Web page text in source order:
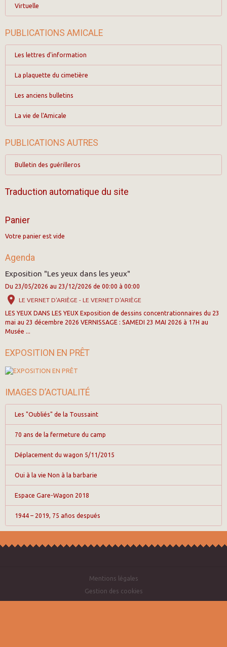
Virtuelle
PUBLICATIONS AMICALE
Les lettres d'information
La plaquette du cimetière
Les anciens bulletins
La vie de l'Amicale
PUBLICATIONS AUTRES
Bulletin des guérilleros
Traduction automatique du site
Panier
Votre panier est vide
Agenda
Exposition "Les yeux dans les yeux"
Du 23/05/2026 au 23/12/2026 de 00:00 à 00:00
LE VERNET D'ARIÈGE - LE VERNET D'ARIÈGE
LES YEUX DANS LES YEUX Exposition de dessins concentrationnaires du 23
mai au 23 décembre 2026 VERNISSAGE : SAMEDI 23 MAI 2026 à 17H au
Musée ...
EXPOSITION EN PRÊT
IMAGES D’ACTUALITÉ
Les "Oubliés" de la Toussaint
70 ans de la fermeture du camp
Déplacement du wagon 5/11/2015
Oui à la vie Non à la barbarie
Espace Gare-Wagon 2018
1944 – 2019, 75 años después
Mentions légales
Gestion des cookies